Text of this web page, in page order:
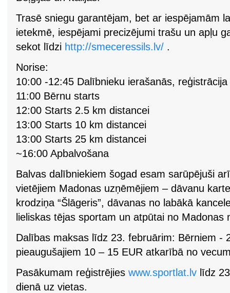
Trasē sniegu garantējam, bet ar iespējamām
ietekmē, iespējami precizējumi trašu un apļu
sekot līdzi http://smeceressils.lv/ .
Norise:
10:00 -12:45 Dalībnieku ierašanās, reģistrācija
11:00 Bērnu starts
12:00 Starts 2.5 km distancei
13:00 Starts 10 km distancei
13:00 Starts 25 km distancei
~16:00 Apbalvošana
Balvas dalībniekiem šogad esam sarūpējuši
vietējiem Madonas uzņēmējiem – dāvanu
krodziņa “Šlāgeris”, dāvanas no labākā
lieliskas tējas sportam un atpūtai no Madonas
Dalības maksas līdz 23. februārim: Bērniem -
pieaugušajiem 10 – 15 EUR atkarībā no
Pasākumam reģistrējies www.sportlat.lv līdz
dienā uz vietas.